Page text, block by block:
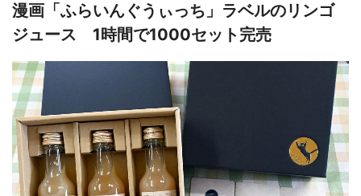
漫画「ふらいんぐうぃっち」ラベルのリンゴ
ジュース 1時間で1000セット完売